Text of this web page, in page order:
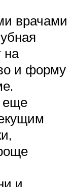
врачами
на
и форму
еще
и